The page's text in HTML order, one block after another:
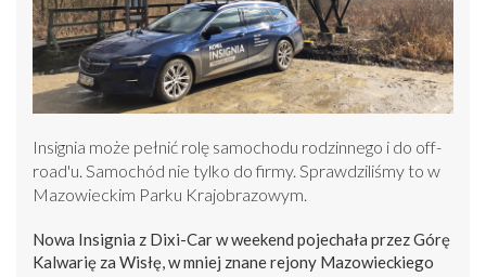
Insignia może pełnić rolę samochodu rodzinnego i do off-
road'u. Samochód nie tylko do firmy. Sprawdziliśmy to w
Mazowieckim Parku Krajobrazowym.
Nowa Insignia z Dixi-Car w weekend pojechała przez Górę
Kalwarię za Wisłę, w mniej znane rejony Mazowieckiego